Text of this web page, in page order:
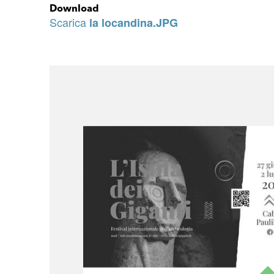
Download
Scarica la locandina.JPG